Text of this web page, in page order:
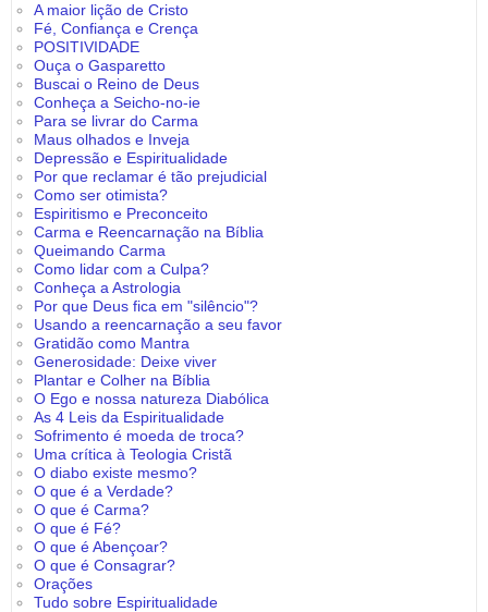
A maior lição de Cristo
Fé, Confiança e Crença
POSITIVIDADE
Ouça o Gasparetto
Buscai o Reino de Deus
Conheça a Seicho-no-ie
Para se livrar do Carma
Maus olhados e Inveja
Depressão e Espiritualidade
Por que reclamar é tão prejudicial
Como ser otimista?
Espiritismo e Preconceito
Carma e Reencarnação na Bíblia
Queimando Carma
Como lidar com a Culpa?
Conheça a Astrologia
Por que Deus fica em "silêncio"?
Usando a reencarnação a seu favor
Gratidão como Mantra
Generosidade: Deixe viver
Plantar e Colher na Bíblia
O Ego e nossa natureza Diabólica
As 4 Leis da Espiritualidade
Sofrimento é moeda de troca?
Uma crítica à Teologia Cristã
O diabo existe mesmo?
O que é a Verdade?
O que é Carma?
O que é Fé?
O que é Abençoar?
O que é Consagrar?
Orações
Tudo sobre Espiritualidade